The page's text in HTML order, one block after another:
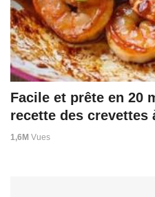
Facile et prête en 20
recette des crevettes
1,6M Vues